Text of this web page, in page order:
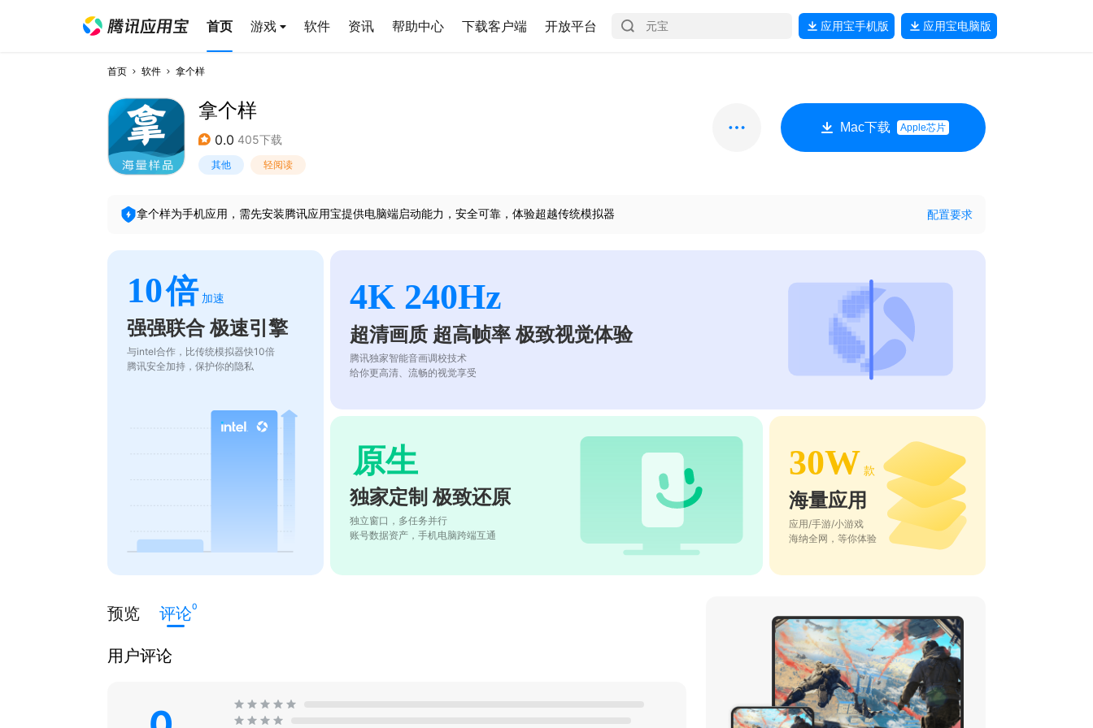
首页 游戏 软件 资讯 帮助中心 下载客户端 开放平台 应用宝手机版 应用宝电脑版
首页 软件 拿个样
拿个样
0.0 405下载
其他 轻阅读
Mac下载 Apple芯片
拿个样为手机应用，需先安装腾讯应用宝提供电脑端启动能力，安全可靠，体验超越传统模拟器 配置要求
10倍 加速
强强联合 极速引擎
与intel合作，比传统模拟器快10倍
腾讯安全加持，保护你的隐私
4K 240Hz
超清画质 超高帧率 极致视觉体验
腾讯独家智能音画调校技术
给你更高清、流畅的视觉享受
原生
独家定制 极致还原
独立窗口，多任务并行
账号数据资产，手机电脑跨端互通
30W 款
海量应用
应用/手游/小游戏
海纳全网，等你体验
预览 评论0
用户评论